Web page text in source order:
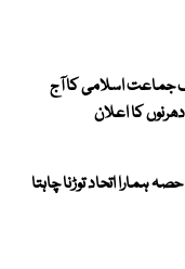
جماعت اسلامی کا آج
ہمارا اتحاد توڑنا چاہتا